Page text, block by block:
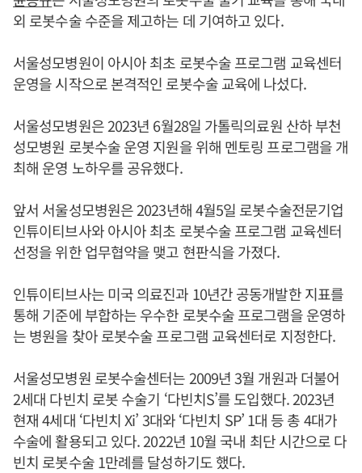
외 로봇수술 수준을 제고하는 데 기여하고 있다.
서울성모병원이 아시아 최초 로봇수술 프로그램 교육센터
운영을 시작으로 본격적인 로봇수술 교육에 나섰다.
서울성모병원은 2023년 6월28일 가톨릭의료원 산하 부천
성모병원 로봇수술 운영 지원을 위해 멘토링 프로그램을 개
최해 운영 노하우를 공유했다.
앞서 서울성모병원은 2023년해 4월5일 로봇수술전문기업
인튜이티브사와 아시아 최초 로봇수술 프로그램 교육센터
선정을 위한 업무협약을 맺고 현판식을 가졌다.
인튜이티브사는 미국 의료진과 10년간 공동개발한 지표를
통해 기준에 부합하는 우수한 로봇수술 프로그램을 운영하
는 병원을 찾아 로봇수술 프로그램 교육센터로 지정한다.
서울성모병원 로봇수술센터는 2009년 3월 개원과 더불어
2세대 다빈치 로봇 수술기 ‘다빈치S’를 도입했다. 2023년
현재 4세대 ‘다빈치 Xi’ 3대와 ‘다빈치 SP’ 1대 등 총 4대가
수술에 활용되고 있다. 2022년 10월 국내 최단 시간으로 다
빈치 로봇수술 1만례를 달성하기도 했다.